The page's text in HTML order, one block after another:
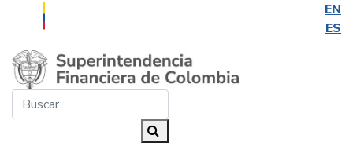
EN
ES
Saltar al contenido principal